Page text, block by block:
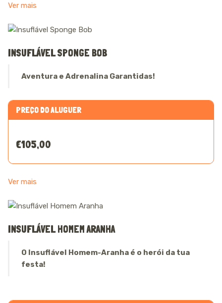
Ver mais
INSUFLÁVEL SPONGE BOB
Aventura e Adrenalina Garantidas!
PREÇO DO ALUGUER
€105,00
Ver mais
INSUFLÁVEL HOMEM ARANHA
O Insuflável Homem-Aranha é o herói da tua
festa!